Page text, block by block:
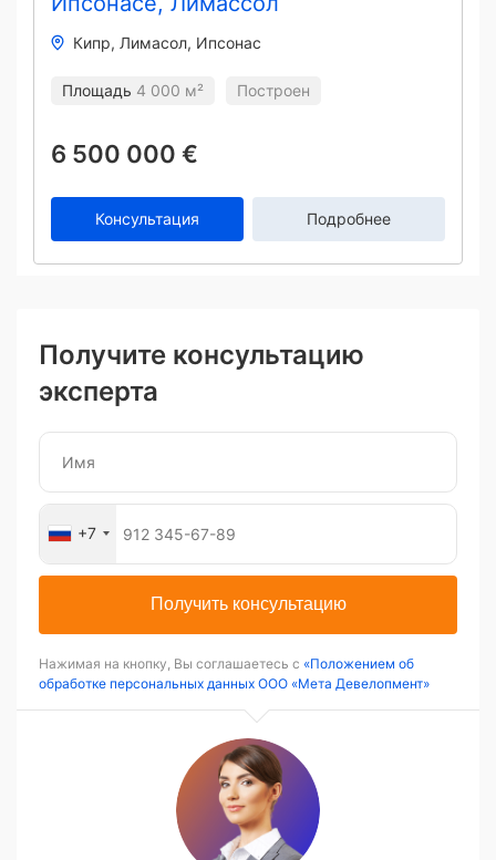
Кипр Лимасол Ипсонас
Площадь 4 000 м² Построен
6 500 000 €
Консультация Подробнее
Получите консультацию
эксперта
+7
Получить консультацию
Нажимая на кнопку, Вы соглашаетесь с «Положением об
обработке персональных данных ООО «Мета Девелопмент»